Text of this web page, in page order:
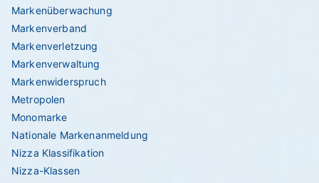
Markenüberwachung
Markenverband
Markenverletzung
Markenverwaltung
Markenwiderspruch
Metropolen
Monomarke
Nationale Markenanmeldung
Nizza Klassifikation
Nizza-Klassen